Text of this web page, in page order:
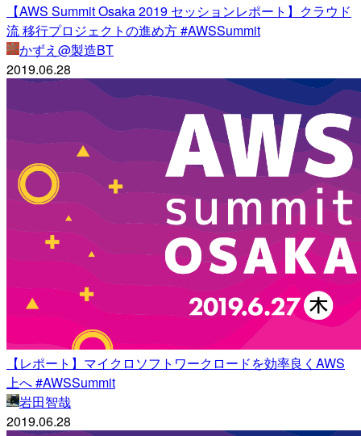
【AWS Summit Osaka 2019 セッションレポート】クラウド
流 移行プロジェクトの進め方 #AWSSummit
かずえ@製造BT
2019.06.28
【レポート】マイクロソフトワークロードを効率良くAWS
上へ #AWSSummit
岩田智哉
2019.06.28